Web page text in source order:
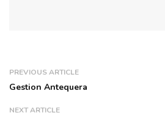
PREVIOUS ARTICLE
Gestion Antequera
NEXT ARTICLE